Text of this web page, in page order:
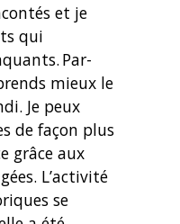
et je
qui
Par-
mieux le
Je peux
de façon plus
grâce aux
L’activité
se